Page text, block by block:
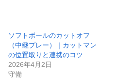
ソフトボールのカットオフ
（中継プレー）｜カットマン
の位置取りと連携のコツ
2026年4月2日
守備